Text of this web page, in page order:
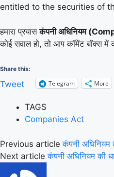
entitled to the securities of
हमारा प्रयासकंपनी अधिनियम
कोई सवाल हो, तो आप कॉमेंट बॉक्स
Share this:
Tweet Telegram More
TAGS
Companies Act
Previous article कंपनी
Next article कंपनी अधिनियम की